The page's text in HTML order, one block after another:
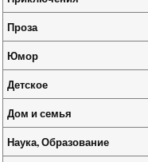
Проза
Юмор
Детское
Дом и семья
Наука, Образование